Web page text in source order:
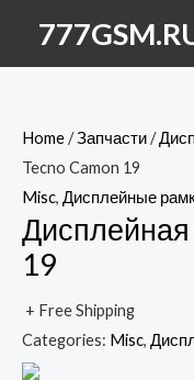
содержимому
Home/Запчасти/
Tecno Camon 19
Misc, Дисплейные
Дисплейная
19
+ Free Shipping
Categories: Misc,